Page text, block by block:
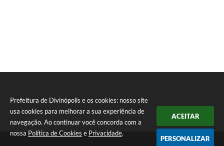
Prefeitura de Divinópolis e os cookies: nosso site
usa cookies para melhorar a sua experiência de
navegação. Ao continuar você concorda com a
nossa Política de Cookies e Privacidade.
ACEITAR
PERSONALIZAR